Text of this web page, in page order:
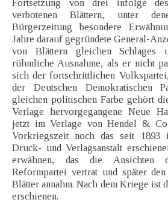
Fortsetzung von drei infolge des
verbotenen Blättern, unter
Bürgerzeitung besondere
Jahre darauf gegründete General-
von Blättern gleichen Schlages
rühmliche Ausnahme, als er nicht
sich der fortschrittlichen
der Deutschen Demokratischen
gleichen politischen Farbe gehört
Verlage hervorgegangene Neue
jetzt im Verlage von Hendel &
Vorkriegszeit noch das seit 1893
Druck- und Verlagsanstalt
erwähnen, das die Ansichten
Reformpartei vertrat und später
Blätter annahm. Nach dem Kriege ist
erschienen.